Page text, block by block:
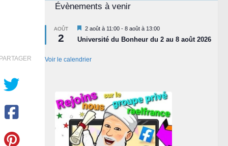
Évènements à venir
AOÛT
2
Mis
en
avant
2 août à 11:00 - 8 août à 13:00
Université du Bonheur du 2 au 8 août 2026
Voir le calendrier